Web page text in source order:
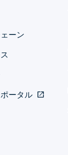
ーン
ータル open_in_new